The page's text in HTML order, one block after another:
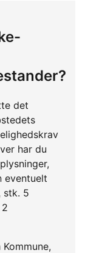
det
har du
eventuelt
stk. 5